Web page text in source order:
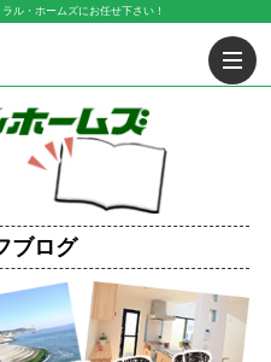
ル・ホームズにお任せ下さい！
ブログ